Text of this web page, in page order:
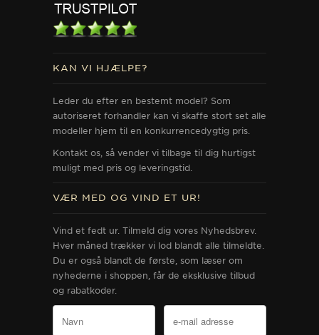
KAN VI HJÆLPE?
Leder du efter en bestemt model? Som
autoriseret forhandler kan vi skaffe stort set alle
modeller hjem til en konkurrencedygtig pris.
Kontakt os, så vender vi tilbage til dig hurtigst
muligt med pris og leveringstid.
VÆR MED OG VIND ET UR!
Vind et fedt ur. Tilmeld dig vores Nyhedsbrev.
Hver måned trækker vi lod blandt alle tilmeldte.
Du er også blandt de første, som læser om
nyhederne i shoppen, får de eksklusive tilbud
og rabatkoder.